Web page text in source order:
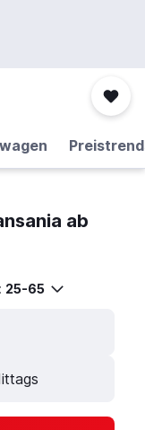
ab
25-65